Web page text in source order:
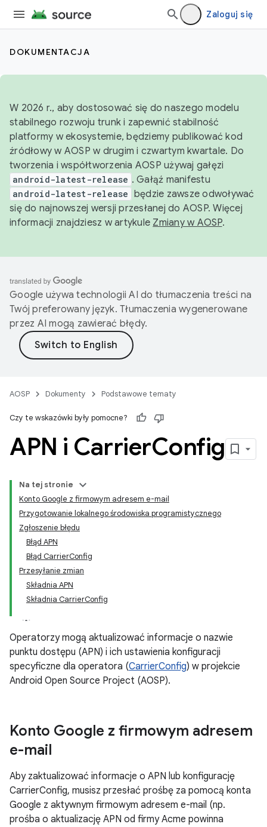
Zaloguj się
DOKUMENTACJA
W 2026 r., aby dostosować się do naszego modelu
stabilnego rozwoju trunk i zapewnić stabilność
platformy w ekosystemie, będziemy publikować kod
źródłowy w AOSP w drugim i czwartym kwartale. Do
tworzenia i współtworzenia AOSP używaj gałęzi
android-latest-release . Gałąź manifestu
android-latest-release będzie zawsze odwoływać
się do najnowszej wersji przesłanej do AOSP. Więcej
informacji znajdziesz w artykule Zmiany w AOSP.
Google używa technologii AI do tłumaczenia treści na
Twój preferowany język. Tłumaczenia wygenerowane
przez AI mogą zawierać błędy.
AOSP Dokumenty Podstawowe tematy
Czy te wskazówki były pomocne?
APN i CarrierConfig
Na tej stronie
Konto Google z firmowym adresem e-mail
Przygotowanie lokalnego środowiska programistycznego
Zgłoszenie błędu
Błąd APN
Błąd CarrierConfig
Przesyłanie zmian
Składnia APN
Składnia CarrierConfig
Operatorzy mogą aktualizować informacje o nazwie
punktu dostępu (APN) i ich ustawienia konfiguracji
specyficzne dla operatora (CarrierConfig) w projekcie
Android Open Source Project (AOSP).
Konto Google z firmowym adresem
e-mail
Aby zaktualizować informacje o APN lub konfigurację
CarrierConfig, musisz przesłać prośbę za pomocą konta
Google z aktywnym firmowym adresem e-mail (np.
prośba o aktualizację APN od firmy Acme powinna